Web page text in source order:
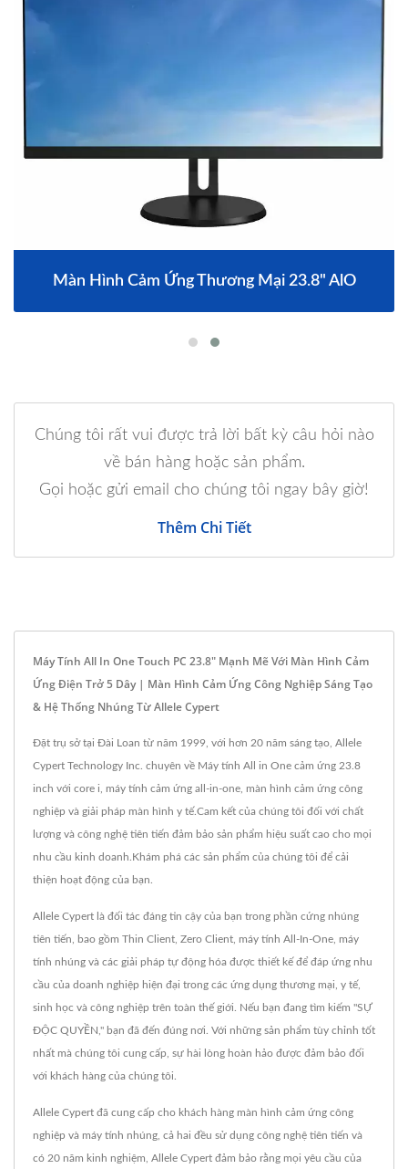
Màn Hình Cảm Ứng Thương Mại 23.8" AlO
Chúng tôi rất vui được trả lời bất kỳ câu hỏi nào
về bán hàng hoặc sản phẩm.
Gọi hoặc gửi email cho chúng tôi ngay bây giờ!
Thêm Chi Tiết
Máy Tính All In One Touch PC 23.8" Mạnh Mẽ Với Màn Hình Cảm
Ứng Điện Trở 5 Dây | Màn Hình Cảm Ứng Công Nghiệp Sáng Tạo
& Hệ Thống Nhúng Từ Allele Cypert
Đặt trụ sở tại Đài Loan từ năm 1999, với hơn 20 năm sáng tạo, Allele
Cypert Technology Inc. chuyên về Máy tính All in One cảm ứng 23.8
inch với core i, máy tính cảm ứng all-in-one, màn hình cảm ứng công
nghiệp và giải pháp màn hình y tế.Cam kết của chúng tôi đối với chất
lượng và công nghệ tiên tiến đảm bảo sản phẩm hiệu suất cao cho mọi
nhu cầu kinh doanh.Khám phá các sản phẩm của chúng tôi để cải
thiện hoạt động của bạn.
Allele Cypert là đối tác đáng tin cậy của bạn trong phần cứng nhúng
tiên tiến, bao gồm Thin Client, Zero Client, máy tính All-In-One, máy
tính nhúng và các giải pháp tự động hóa được thiết kế để đáp ứng nhu
cầu của doanh nghiệp hiện đại trong các ứng dụng thương mại, y tế,
sinh học và công nghiệp trên toàn thế giới. Nếu bạn đang tìm kiếm "SỰ
ĐỘC QUYỀN," bạn đã đến đúng nơi. Với những sản phẩm tùy chỉnh tốt
nhất mà chúng tôi cung cấp, sự hài lòng hoàn hảo được đảm bảo đối
với khách hàng của chúng tôi.
Allele Cypert đã cung cấp cho khách hàng màn hình cảm ứng công
nghiệp và máy tính nhúng, cả hai đều sử dụng công nghệ tiên tiến và
có 20 năm kinh nghiệm, Allele Cypert đảm bảo rằng mọi yêu cầu của